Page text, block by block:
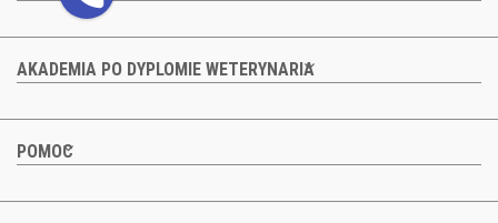
AKADEMIA PO DYPLOMIE WETERYNARIA
POMOC